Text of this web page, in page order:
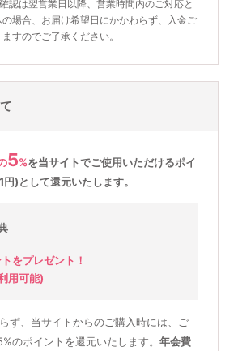
認は翌営業日以降、営業時間内のご対応と
場合、お届け希望日にかかわらず、入金ご
すのでご了承ください。
5%を当サイトでご使用いただけるポイ
)として還元いたします。
をプレゼント！
用可能)
ず、当サイトからのご購入時には、ご
のポイントを還元いたします。 年会費